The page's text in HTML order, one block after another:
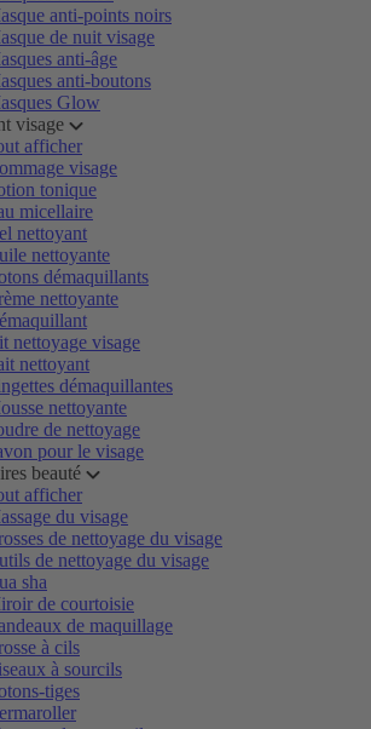
anti-points noirs
de nuit visage
anti-âge
anti-boutons
Glow
visage
afficher
visage
tonique
micellaire
nettoyant
nettoyante
démaquillants
nettoyante
nettoyage visage
nettoyant
démaquillantes
nettoyante
de nettoyage
pour le visage
beauté
afficher
du visage
de nettoyage du visage
de nettoyage du visage
sha
de courtoisie
de maquillage
à cils
à sourcils
tiges